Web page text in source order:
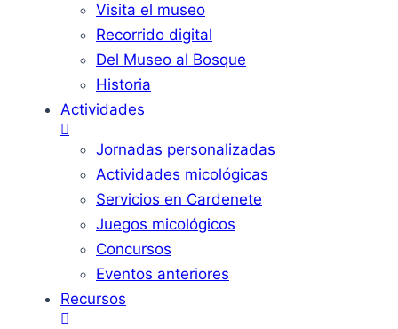
Visita el museo
Recorrido digital
Del Museo al Bosque
Historia
Actividades
Jornadas personalizadas
Actividades micológicas
Servicios en Cardenete
Juegos micológicos
Concursos
Eventos anteriores
Recursos